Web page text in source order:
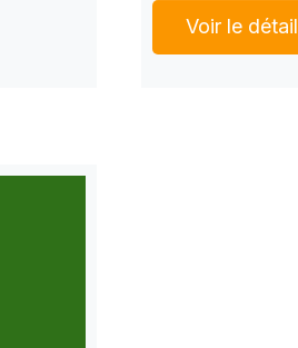
Voir le détail